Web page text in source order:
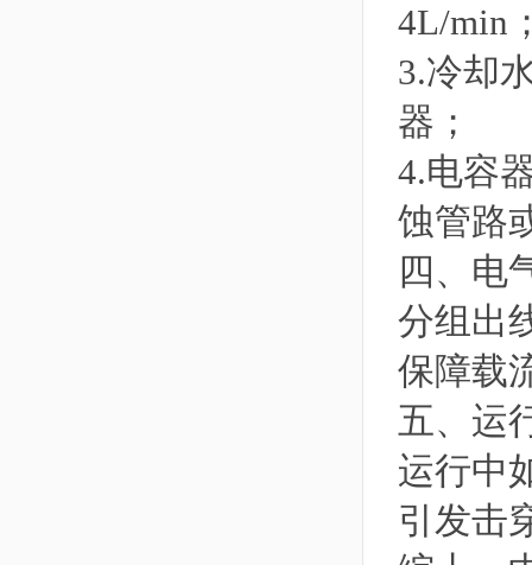
4L/min
3.冷却
器；
4.电容
蚀管路
四、电
分组出
保障载
五、运
运行中
引发击